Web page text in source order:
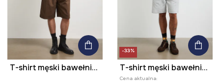
T-shirt męski bawełniany z nadrukiem
-33%
T-shirt męski bawełniany z nadrukiem
Cena aktualna: